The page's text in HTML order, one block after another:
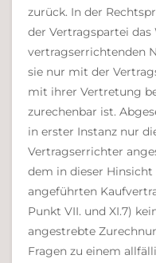
zurück. In der
der Vertragspartei das
vertragserrichtenden
sie nur mit der
mit ihrer Vertretung
zurechenbar ist.
in erster Instanz nur
Vertragserrichter
dem in dieser
angeführten
Punkt VII. und XI.7)
angestrebte
Fragen zu einem